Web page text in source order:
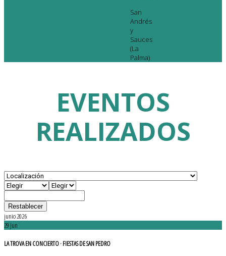
San
Andrés
y
Sauces
(La
Palma)
EVENTOS
REALIZADOS
Restablecer
junio 2026
29 Jun
LA TROVA EN CONCIERTO · FIESTAS DE SAN PEDRO